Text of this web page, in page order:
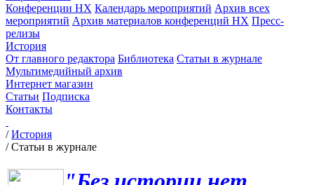
Конференции НХ Календарь мероприятий Архив всех
мероприятий Архив материалов конференций НХ Пресс-
релизы
История
От главного редактора Библиотека Статьи в журнале
Мультимедийный архив
Интернет магазин
Статьи Подписка
Контакты
/История
/Статьи в журнале